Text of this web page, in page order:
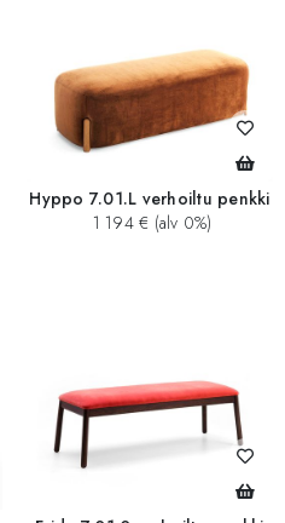
Hyppo 7.01.L verhoiltu penkki
1 194 € (alv 0%)